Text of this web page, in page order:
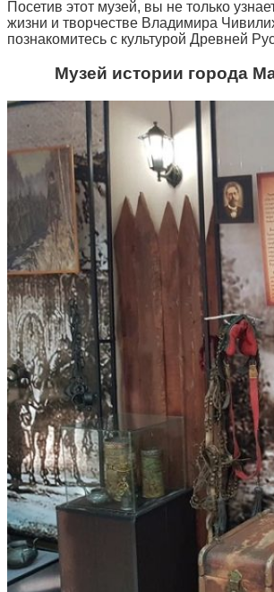
Посетив этот музей, вы не только
жизни и творчестве Владимира
познакомитесь с культурой Древней
Музей истории города